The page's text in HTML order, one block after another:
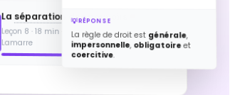
RÉPONSE
La règle de droit estgénérale,
impersonnelle,obligatoireet
coercitive.
La séparation des pouvoirs
Leçon 8 · 18 min · Raphaël Briguet-
Lamarre